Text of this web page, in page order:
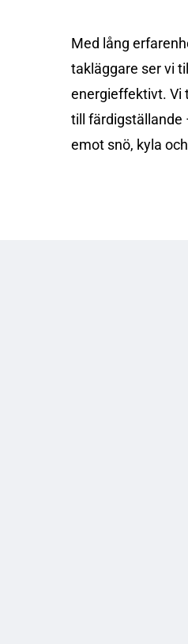
Med lång
takläggare ser vi
energieffektivt. Vi
till färdigställande
emot snö, kyla